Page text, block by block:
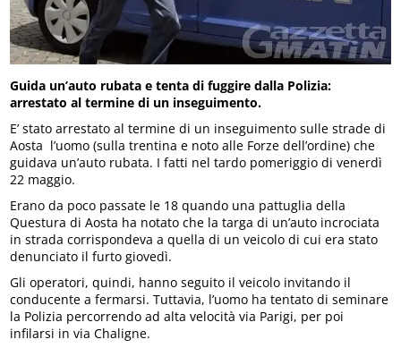
Guida un’auto rubata e tenta di fuggire dalla Polizia:
arrestato al termine di un inseguimento.
E’ stato arrestato al termine di un inseguimento sulle strade di
Aosta l’uomo (sulla trentina e noto alle Forze dell’ordine) che
guidava un’auto rubata. I fatti nel tardo pomeriggio di venerdì
22 maggio.
Erano da poco passate le 18 quando una pattuglia della
Questura di Aosta ha notato che la targa di un’auto incrociata
in strada corrispondeva a quella di un veicolo di cui era stato
denunciato il furto giovedì.
Gli operatori, quindi, hanno seguito il veicolo invitando il
conducente a fermarsi. Tuttavia, l’uomo ha tentato di seminare
la Polizia percorrendo ad alta velocità via Parigi, per poi
infilarsi in via Chaligne.